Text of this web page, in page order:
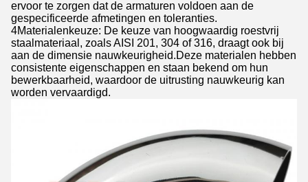
ervoor te zorgen dat de armaturen voldoen aan de
gespecificeerde afmetingen en toleranties.
4Materialenkeuze: De keuze van hoogwaardig roestvrij
staalmateriaal, zoals AISI 201, 304 of 316, draagt ook bij
aan de dimensie nauwkeurigheid.Deze materialen hebben
consistente eigenschappen en staan bekend om hun
bewerkbaarheid, waardoor de uitrusting nauwkeurig kan
worden vervaardigd.